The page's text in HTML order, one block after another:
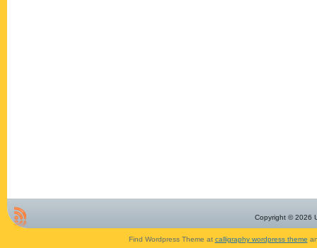
Copyright © 2026
Find Wordpress Theme at calligraphy wordpress theme